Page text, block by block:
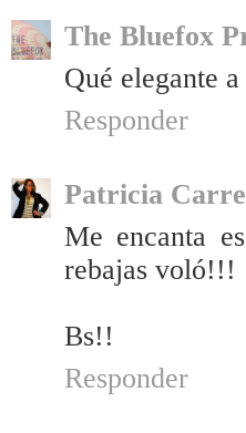
The Bluefox
Qué elegante
Responder
Patricia
Me encanta
rebajas voló!!!
Bs!!
Responder